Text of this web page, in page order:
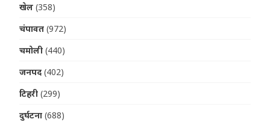
खेल (358)
चंपावत (972)
चमोली (440)
जनपद (402)
टिहरी (299)
दुर्घटना (688)